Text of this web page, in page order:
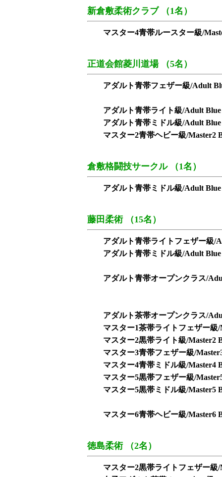
新倉敷柔術クラブ （1名）
マスター4青帯ルースター級/
正道会館菱川道場 （5名）
アダルト青帯フェザー級/Adult
アダルト青帯ライト級/Adult Blue
アダルト青帯ミドル級/Adult Blue
マスター2青帯ヘビー級/Master2
倉敷格闘技サークル （1名）
アダルト青帯ミドル級/Adult Blue
藤田柔術 （15名）
アダルト青帯ライトフェザー級/
アダルト青帯ミドル級/Adult Blue
アダルト青帯オープンクラス/
アダルト茶帯オープンクラス/
マスター1茶帯ライトフェザー級/
マスター2黒帯ライト級/Master2
マスター3青帯フェザー級/
マスター4青帯ミドル級/Master4
マスター5黒帯フェザー級/
マスター5黒帯ミドル級/Master5
マスター6青帯ヘビー級/Master6
徳島柔術 （2名）
マスター2黒帯ライトフェザー級/